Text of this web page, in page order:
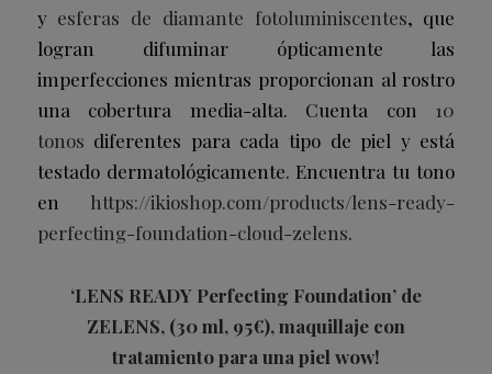
y esferas de diamante fotoluminiscentes, que
logran difuminar ópticamente las
imperfecciones mientras proporcionan al rostro
una cobertura media-alta. Cuenta con 10
tonos diferentes para cada tipo de piel y está
testado dermatológicamente. Encuentra tu tono
en https://ikioshop.com/products/lens-ready-
perfecting-foundation-cloud-zelens.
‘LENS READY Perfecting Foundation’ de
ZELENS, (30 ml, 95€), maquillaje con
tratamiento para una piel wow!